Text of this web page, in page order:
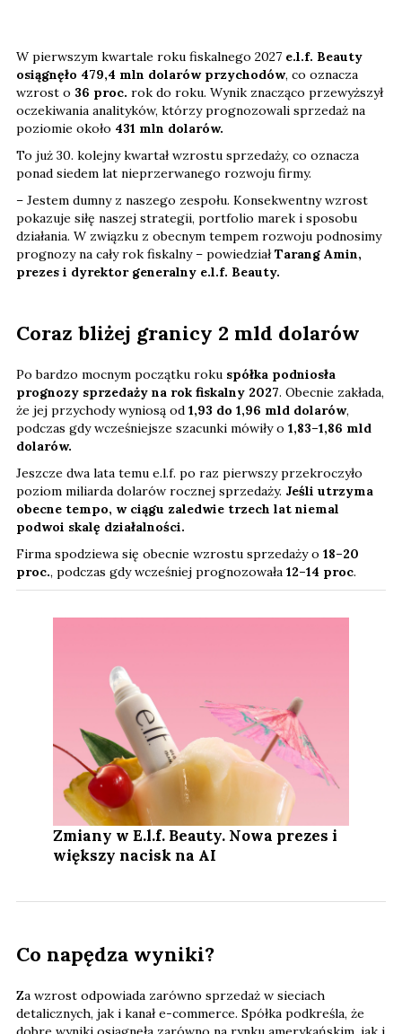
W pierwszym kwartale roku fiskalnego 2027 e.l.f. Beauty
osiągnęło 479,4 mln dolarów przychodów, co oznacza
wzrost o 36 proc. rok do roku. Wynik znacząco przewyższył
oczekiwania analityków, którzy prognozowali sprzedaż na
poziomie około 431 mln dolarów.
To już 30. kolejny kwartał wzrostu sprzedaży, co oznacza
ponad siedem lat nieprzerwanego rozwoju firmy.
– Jestem dumny z naszego zespołu. Konsekwentny wzrost
pokazuje siłę naszej strategii, portfolio marek i sposobu
działania. W związku z obecnym tempem rozwoju podnosimy
prognozy na cały rok fiskalny – powiedziałTarang Amin,
prezes i dyrektor generalny e.l.f. Beauty.
Coraz bliżej granicy 2 mld dolarów
Po bardzo mocnym początku roku spółka podniosła
prognozy sprzedaży na rok fiskalny 2027. Obecnie zakłada,
że jej przychody wyniosą od 1,93 do 1,96 mld dolarów,
podczas gdy wcześniejsze szacunki mówiły o 1,83–1,86 mld
dolarów.
Jeszcze dwa lata temu e.l.f. po raz pierwszy przekroczyło
poziom miliarda dolarów rocznej sprzedaży. Jeśli utrzyma
obecne tempo, w ciągu zaledwie trzech lat niemal
podwoi skalę działalności.
Firma spodziewa się obecnie wzrostu sprzedaży o 18–20
proc., podczas gdy wcześniej prognozowała 12–14 proc.
Zmiany w E.l.f. Beauty. Nowa prezes i
większy nacisk na AI
Co napędza wyniki?
Za wzrost odpowiada zarówno sprzedaż w sieciach
detalicznych, jak i kanał e-commerce. Spółka podkreśla, że